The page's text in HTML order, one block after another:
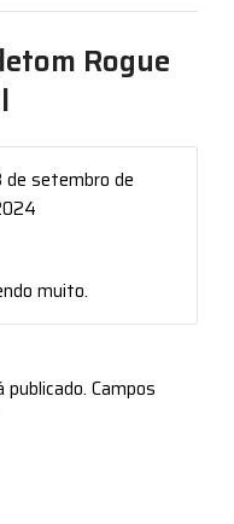
Rogue
de setembro de
muito.
publicado. Campos